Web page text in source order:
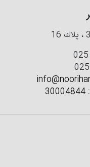
30004844